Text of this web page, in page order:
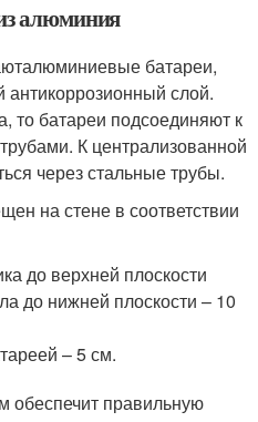
алюминия
батареи,
слой.
то батареи подсоединяют к
К централизованной
через стальные трубы.
на стене в соответствии
до верхней плоскости
до нижней плоскости – 10
– 5 см.
обеспечит правильную